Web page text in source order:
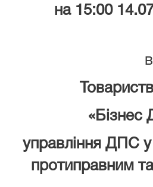
на 15:00
«Бізнес
управління ДПС у
протиправним